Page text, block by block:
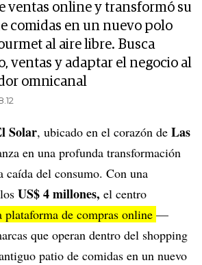
ventas online y transformó su
comidas en un nuevo polo
al aire libre. Busca
ventas y adaptar el negocio al
omnicanal
Solar, ubicado en el corazón de Las
en una profunda transformación
caída del consumo. Con una
US$ 4 millones, el centro
plataforma de compras online —
que operan dentro del shopping
patio de comidas en un nuevo